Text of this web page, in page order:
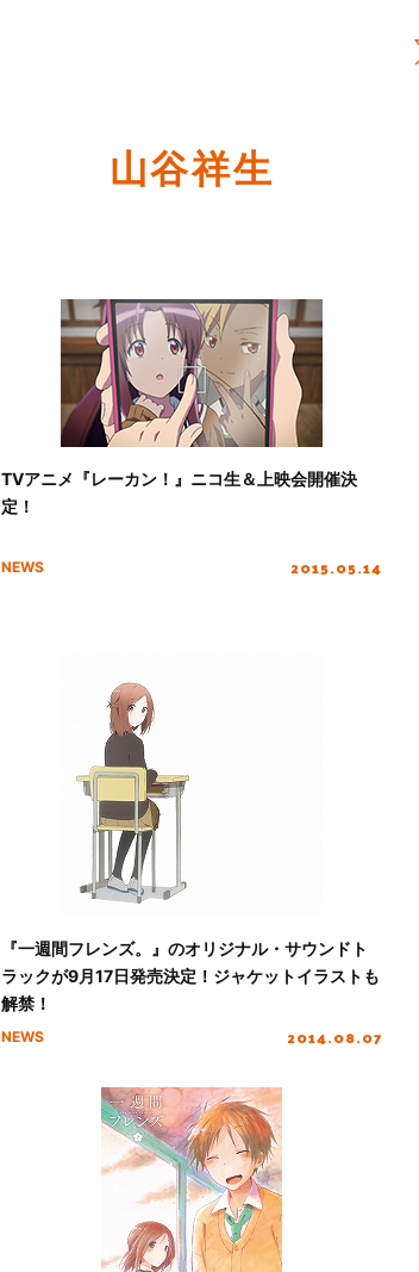
山谷祥生
TVアニメ『レーカン！』ニコ生＆上映会開催決
定！
NEWS 2015.05.14
『一週間フレンズ。』のオリジナル・サウンドト
ラックが9月17日発売決定！ジャケットイラストも
解禁！
NEWS 2014.08.07